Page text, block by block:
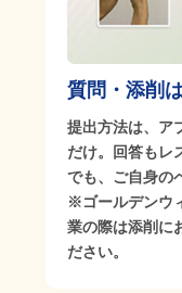
質問・添削
提出方法は、ア
だけ。回答もレ
でも、ご自身の
※ゴールデンウ
業の際は添削に
ださい。